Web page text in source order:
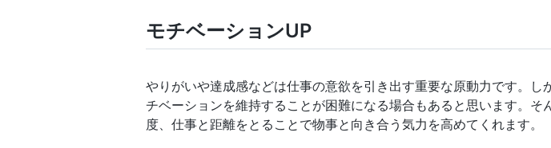
モチベーションUP
やりがいや達成感などは仕事の意欲を引き出す重要な原動力です。
チベーションを維持することが困難になる場合もあると思います。
度、仕事と距離をとることで物事と向き合う気力を高めてくれます。